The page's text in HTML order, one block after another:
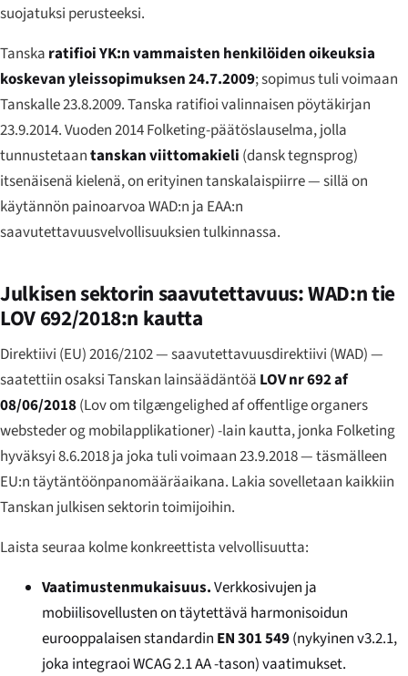
suojatuksi perusteeksi.
Tanska ratifioi YK:n vammaisten henkilöiden oikeuksia
koskevan yleissopimuksen 24.7.2009; sopimus tuli voimaan
Tanskalle 23.8.2009. Tanska ratifioi valinnaisen pöytäkirjan
23.9.2014. Vuoden 2014 Folketing-päätöslauselma, jolla
tunnustetaantanskan viittomakieli (dansk tegnsprog)
itsenäisenä kielenä, on erityinen tanskalaispiirre — sillä on
käytännön painoarvoa WAD:n ja EAA:n
saavutettavuusvelvollisuuksien tulkinnassa.
Julkisen sektorin saavutettavuus: WAD:n tie
LOV 692/2018:n kautta
Direktiivi (EU) 2016/2102 — saavutettavuusdirektiivi (WAD) —
saatettiin osaksi Tanskan lainsäädäntöä LOV nr 692 af
08/06/2018(Lov om tilgængelighed af offentlige organers
websteder og mobilapplikationer) -lain kautta, jonka Folketing
hyväksyi 8.6.2018 ja joka tuli voimaan 23.9.2018 — täsmälleen
EU:n täytäntöönpanomääräaikana. Lakia sovelletaan kaikkiin
Tanskan julkisen sektorin toimijoihin.
Laista seuraa kolme konkreettista velvollisuutta:
Vaatimustenmukaisuus.Verkkosivujen ja
mobiilisovellusten on täytettävä harmonisoidun
eurooppalaisen standardin EN 301 549(nykyinen v3.2.1,
joka integraoi WCAG 2.1 AA -tason) vaatimukset.